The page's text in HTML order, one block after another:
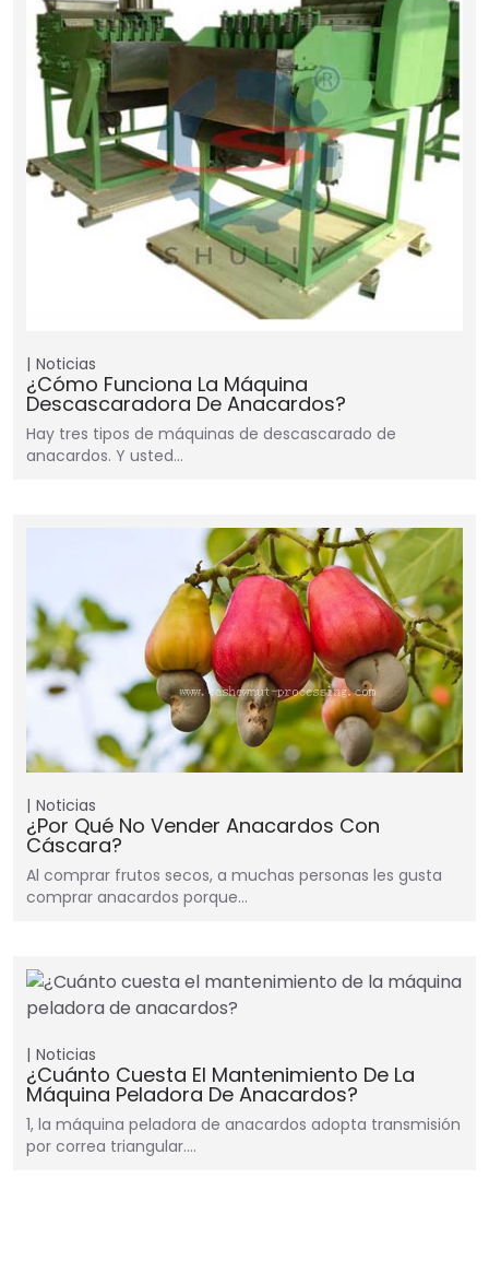
Noticias
¿Cómo Funciona La Máquina
Descascaradora De Anacardos?
Hay tres tipos de máquinas de descascarado de
anacardos. Y usted…
Noticias
¿Por Qué No Vender Anacardos Con
Cáscara?
Al comprar frutos secos, a muchas personas les gusta
comprar anacardos porque…
Noticias
¿Cuánto Cuesta El Mantenimiento De La
Máquina Peladora De Anacardos?
1, la máquina peladora de anacardos adopta transmisión
por correa triangular.…